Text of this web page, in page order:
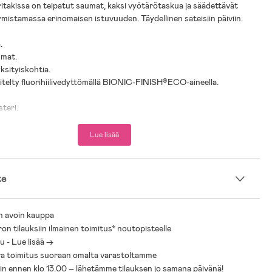
on teipatut saumat, kaksi vyötärötaskua ja säädettävät
erinomaisen istuvuuden. Täydellinen sateisiin päiviin.
fluorihiilivedyttömällä BIONIC-FINISH®ECO-aineella.
116Koko ja istuvuus:
Lue lisää
avoin kauppa
tilauksiin ilmainen toimitus* noutopisteelle
- Lue lisää ->
toimitus suoraan omalta varastoltamme
ennen klo 13.00 – lähetämme tilauksen jo samana päivänä!